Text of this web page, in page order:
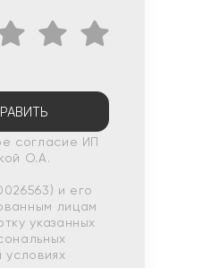
согласие ИП
О.А.
и его
лицам
указанных
условиях